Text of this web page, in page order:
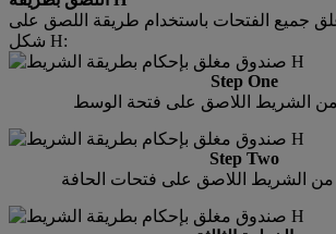
جميع الفتحات باستخدام طريقة اللصق على
شكل H:
Step One
الشريط اللاصق على فتحة الوسط
Step Two
الشريط اللاصق على فتحات الحافة